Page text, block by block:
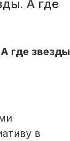
А где
где звезды
в